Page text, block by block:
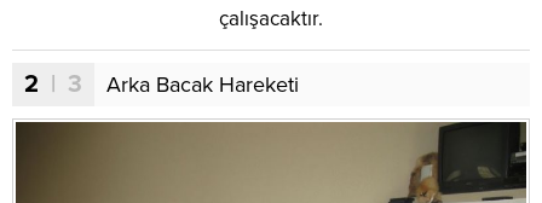
çalışacaktır.
2 | 3 Arka Bacak Hareketi